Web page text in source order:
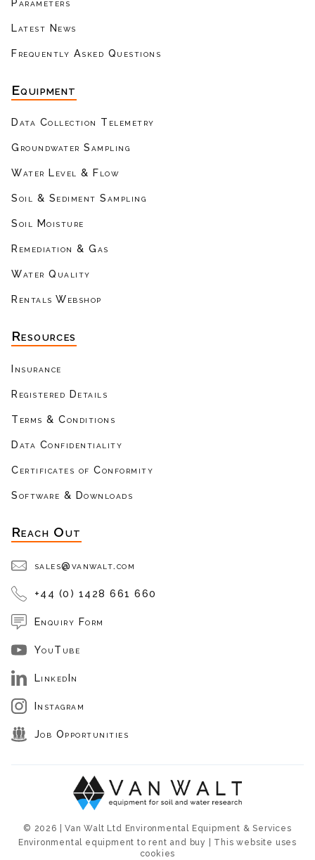
Parameters
Latest News
Frequently Asked Questions
Equipment
Data Collection Telemetry
Groundwater Sampling
Water Level & Flow
Soil & Sediment Sampling
Soil Moisture
Remediation & Gas
Water Quality
Rentals Webshop
Resources
Insurance
Registered Details
Terms & Conditions
Data Confidentiality
Certificates of Conformity
Software & Downloads
Reach Out
sales@vanwalt.com
+44 (0) 1428 661 660
Enquiry Form
YouTube
LinkedIn
Instagram
Job Opportunities
© 2026 | Van Walt Ltd Environmental Equipment & Services
Environmental equipment to rent and buy | This website uses
cookies